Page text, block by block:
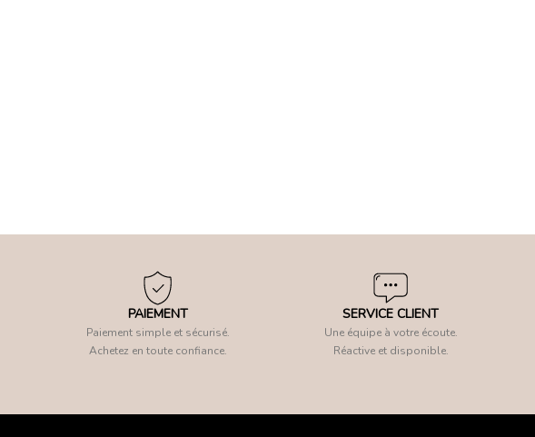
PAIEMENT
Paiement simple et sécurisé.
Achetez en toute confiance.
SERVICE CLIENT
Une équipe à votre écoute.
Réactive et disponible.